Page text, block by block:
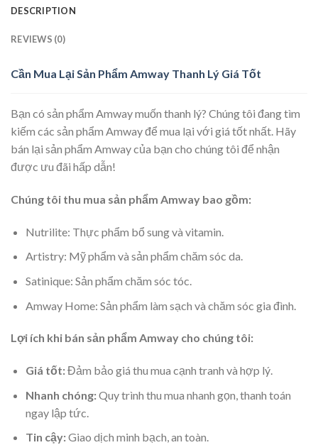
DESCRIPTION
REVIEWS (0)
Cần Mua Lại Sản Phẩm Amway Thanh Lý Giá Tốt
Bạn có sản phẩm Amway muốn thanh lý? Chúng tôi đang tìm
kiếm các sản phẩm Amway để mua lại với giá tốt nhất. Hãy
bán lại sản phẩm Amway của bạn cho chúng tôi để nhận
được ưu đãi hấp dẫn!
Chúng tôi thu mua sản phẩm Amway bao gồm:
Nutrilite: Thực phẩm bổ sung và vitamin.
Artistry: Mỹ phẩm và sản phẩm chăm sóc da.
Satinique: Sản phẩm chăm sóc tóc.
Amway Home: Sản phẩm làm sạch và chăm sóc gia đình.
Lợi ích khi bán sản phẩm Amway cho chúng tôi:
Giá tốt:Đảm bảo giá thu mua cạnh tranh và hợp lý.
Nhanh chóng:Quy trình thu mua nhanh gọn, thanh toán
ngay lập tức.
Tin cậy:Giao dịch minh bạch, an toàn.